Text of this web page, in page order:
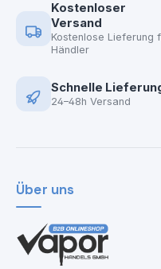
Kostenloser
Versand
Kostenlose Lieferung
Händler
Schnelle
24–48h Versand
Über uns